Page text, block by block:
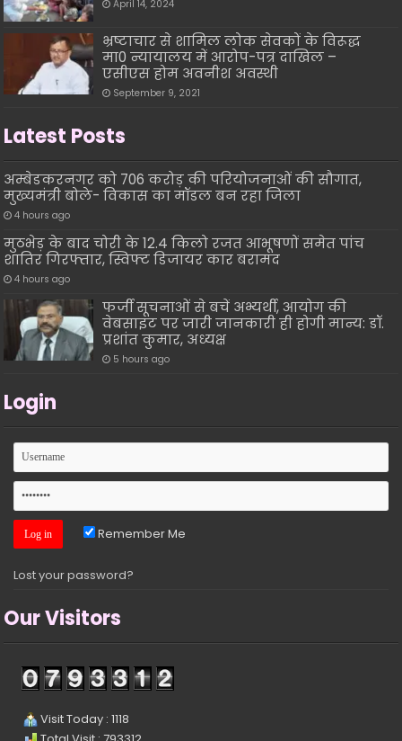
April 14, 2024
भ्रष्टाचार से शामिल लोक सेवकों के विरूद्ध
मा0 न्यायालय में आरोप-पत्र दाखिल –
एसीएस होम अवनीश अवस्थी
September 9, 2021
Latest Posts
अम्बेडकरनगर को 706 करोड़ की परियोजनाओं की सौगात,
मुख्यमंत्री बोले- विकास का मॉडल बन रहा जिला
4 hours ago
मुठभेड़ के बाद चोरी के 12.4 किलो रजत आभूषणों समेत पांच
शातिर गिरफ्तार, स्विफ्ट डिजायर कार बरामद
4 hours ago
फर्जी सूचनाओं से बचें अभ्यर्थी, आयोग की
वेबसाइट पर जारी जानकारी ही होगी मान्य: डॉ.
प्रशांत कुमार, अध्यक्ष
5 hours ago
Login
Remember Me
Lost your password?
Our Visitors
Visit Today : 1118